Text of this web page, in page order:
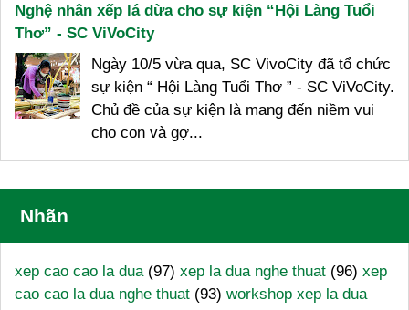
Nghệ nhân xếp lá dừa cho sự kiện “Hội Làng Tuổi
Thơ” - SC ViVoCity
Ngày 10/5 vừa qua, SC VivoCity đã tổ chức
sự kiện “ Hội Làng Tuổi Thơ ” - SC ViVoCity.
Chủ đề của sự kiện là mang đến niềm vui
cho con và gợ...
Nhãn
xep cao cao la dua (97) xep la dua nghe thuat (96) xep
cao cao la dua nghe thuat (93) workshop xep la dua